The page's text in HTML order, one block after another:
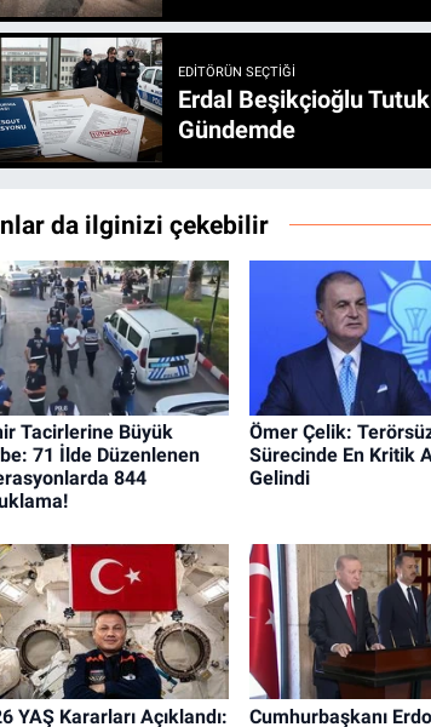
EDITÖRÜN SEÇTIĞI
Erdal Beşikçioğlu
Gündemde
da ilginizi çekebilir
Tacirlerine Büyük
71 İlde Düzenlenen
844
Ömer Çelik:
Sürecinde En Kritik
Gelindi
YAŞ Kararları Açıklandı:
Cumhurbaşkanı